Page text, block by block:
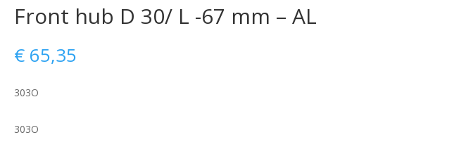
Front hub D 30/ L -67 mm – AL
€65,35
303O
303O